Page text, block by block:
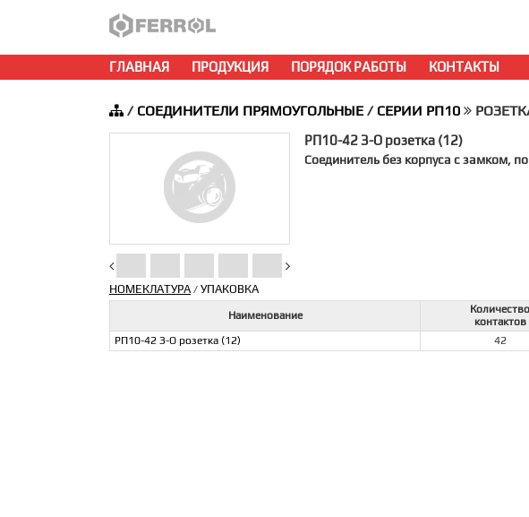
ГЛАВНАЯ ПРОДУКЦИЯ ПОРЯДОК РАБОТЫ КОНТАКТЫ
/ СОЕДИНИТЕЛИ ПРЯМОУГОЛЬНЫЕ/ СЕРИИ РП10
РП10-42 З-О розетка (12)
Соединитель без корпуса с замком,
НОМЕКЛАТУРА/ УПАКОВКА
Наименование
Количество
контактов
РП10-42 З-О розетка (12)
42